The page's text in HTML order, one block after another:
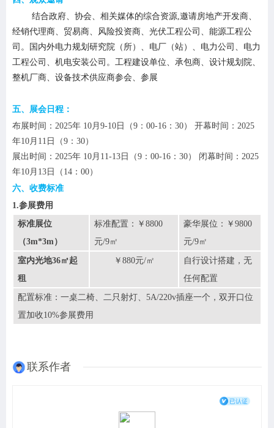
结合政府、协会、相关媒体的综合资源,邀请房地产开发商、
经销代理商、贸易商、风险投资商、光伏工程公司、能源工程公
司。国内外电力规划研究院（所）、电厂（站）、电力公司、电力
工程公司、机电安装公司。工程建设单位、承包商、设计规划院、
整机厂商、设备技术供应商参会、参展
五、展会日程：
布展时间： 2025年 10月 9-10日 （9：00-16：30） 开幕时间：2025
年10月 11日 （9：30）
展出时间： 2025年 10月 11-13日 （9：00-16：30） 闭幕时间：2025
年10月 13日 （ 14：00）
六、收费标准
1.参展费用
标准展位
（3m*3m）
标准配置：￥ 8800
元/9㎡
豪华展位：￥ 9800
元/9㎡
室内光地36㎡起
租
￥ 880元/㎡
自行设计搭建，无
任何配置
配置标准：一桌二椅、二只射灯、 5A/220v插座一个，双开口位
置加收10%参展费用
联系作者